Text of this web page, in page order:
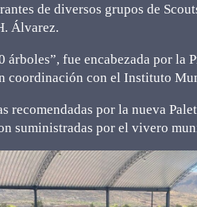
de diversos grupos de
Álvarez.
fue encabezada por la
coordinación con el Instituto
recomendadas por la nueva
suministradas por el vivero